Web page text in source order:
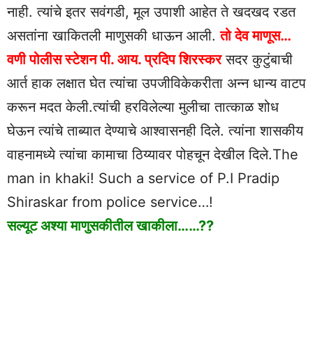
नाही. त्यांचे इतर सवंगडी, मूल उपाशी आहेत ते खदखद रडत
असतांना खाकितली माणुसकी धाऊन आली.तो देव माणूस…
वणी पोलीस स्टेशन पी. आय. प्रदिप शिरस्करसदर कुटुंबाची
आर्त हाक लक्षात घेत त्यांचा उपजीविकेकरीता अन्न धान्य वाटप
करून मदत केली.त्यांची हरविलेल्या मुलीचा तात्काळ शोध
घेऊन त्यांचे ताब्यात देण्याचे आश्वासनही दिले. त्यांना शासकीय
वाहनामध्ये त्यांचा कामाचा ठिय्यावर पोहचून देखील दिले.The
man in khaki! Such a service of P.I Pradip
Shiraskar from police service…!
सल्यूट अश्या माणुसकीतील खाकीला……??